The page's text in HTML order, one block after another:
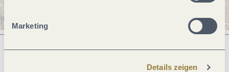
Marketing
Details zeigen